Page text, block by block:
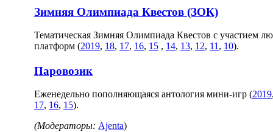
Зимняя Олимпиада Квестов (ЗОК)
Тематическая Зимняя Олимпиада Квестов с участием
платформ (2019, 18, 17, 16, 15 , 14, 13, 12, 11, 10).
Паровозик
Еженедельно пополняющаяся антология мини-игр (2019
17, 16, 15).
(Модераторы: Ajenta)